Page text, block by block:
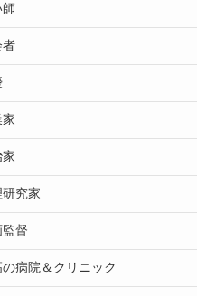
者
究家
督
病院＆クリニック